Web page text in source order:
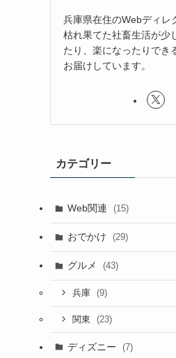
兵庫県在住のWebディレ
枯れ果てた社畜生活が少
たり、楽になったりでき
お届けしています。
カテゴリー
Web関連 (15)
おでかけ (29)
グルメ (43)
兵庫 (9)
関東 (23)
ディズニー (7)